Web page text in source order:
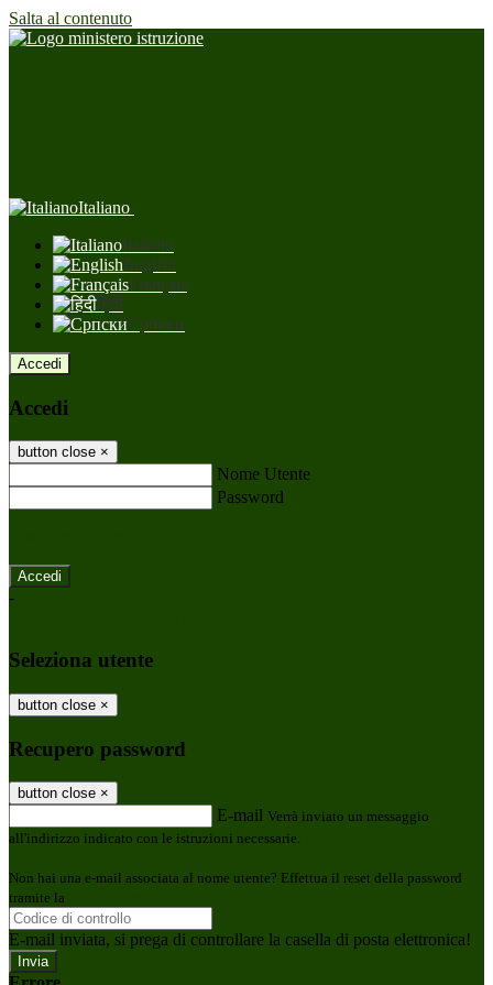
Salta al contenuto
Italiano
Italiano
English
Français
हिंदी
Српски
Accedi
Accedi
button close ×
Nome Utente
Password
-
Seleziona utente
button close ×
Recupero password
button close ×
E-mail Verrà inviato un messaggio
all'indirizzo indicato con le istruzioni necessarie.
Non hai una e-mail associata al nome utente? Effettua il reset della password
tramite la
E-mail inviata, si prega di controllare la casella di posta elettronica!